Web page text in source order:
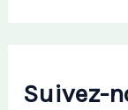
Suivez-